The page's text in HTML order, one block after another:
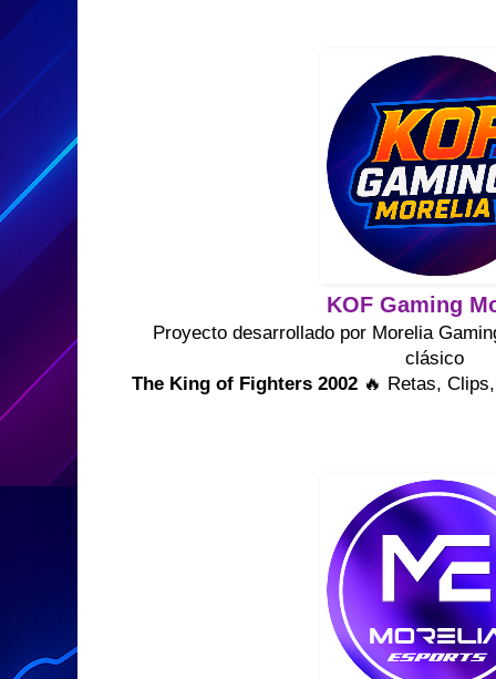
KOF Gaming
Proyecto desarrollado por Morelia
clásico
The King of Fighters 2002 🔥 Retas,